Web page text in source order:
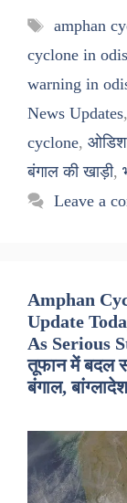
Tags
amphan
cyclone in
warning in
News Updates,
cyclone,
बंगाल की खाड़ी,
Leave a
Amphan
Update
As Serious
तूफान में बदल
बंगाल,